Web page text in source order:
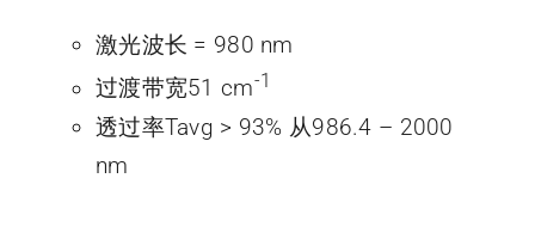
激光波长 = 980 nm
过渡带宽51 cm-1
透过率Tavg > 93% 从986.4 – 2000
nm